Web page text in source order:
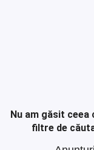
Nu am găsit ceea
filtre de